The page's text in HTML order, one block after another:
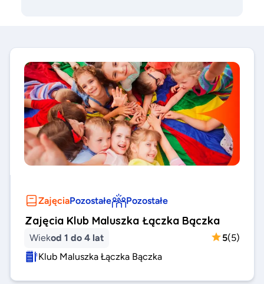
ZajęciaPozostałe Pozostałe
Zajęcia Klub Maluszka Łączka Bączka
Wiekod 1 do 4 lat 5(5)
Klub Maluszka Łączka Bączka